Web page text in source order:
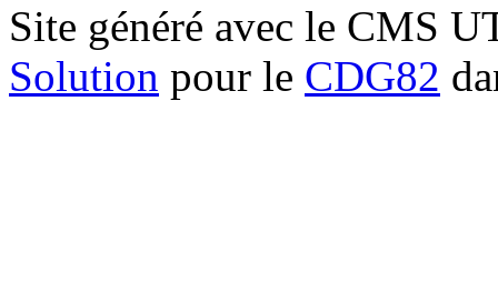
Site généré avec le CMS
Solution pour le CDG82